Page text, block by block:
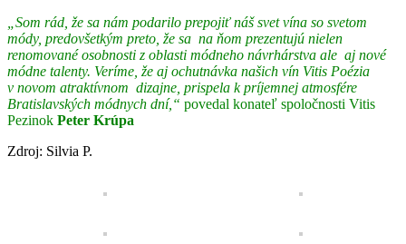
„Som rád, že sa nám podarilo prepojiť náš svet vína so svetom
módy, predovšetkým preto, že sa na ňom prezentujú nielen
renomované osobnosti z oblasti módneho návrhárstva ale aj nové
módne talenty. Veríme, že aj ochutnávka našich vín Vitis Poézia
v novom atraktívnom dizajne, prispela k príjemnej atmosfére
Bratislavských módnych dní,“ povedal konateľ spoločnosti Vitis
Pezinok Peter Krúpa
Zdroj: Silvia P.